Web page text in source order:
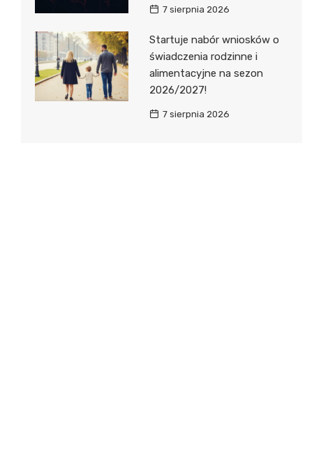
7 sierpnia 2026
Startuje nabór wniosków o
świadczenia rodzinne i
alimentacyjne na sezon
2026/2027!
7 sierpnia 2026